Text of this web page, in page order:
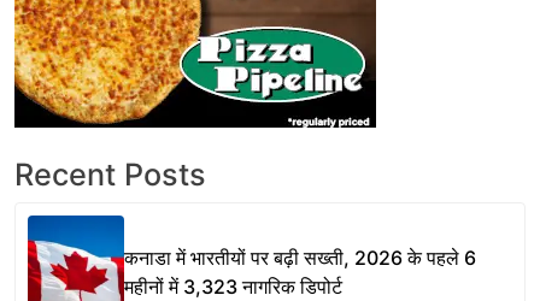
Recent Posts
कनाडा में भारतीयों पर बढ़ी सख्ती, 2026 के पहले 6
महीनों में 3,323 नागरिक डिपोर्ट